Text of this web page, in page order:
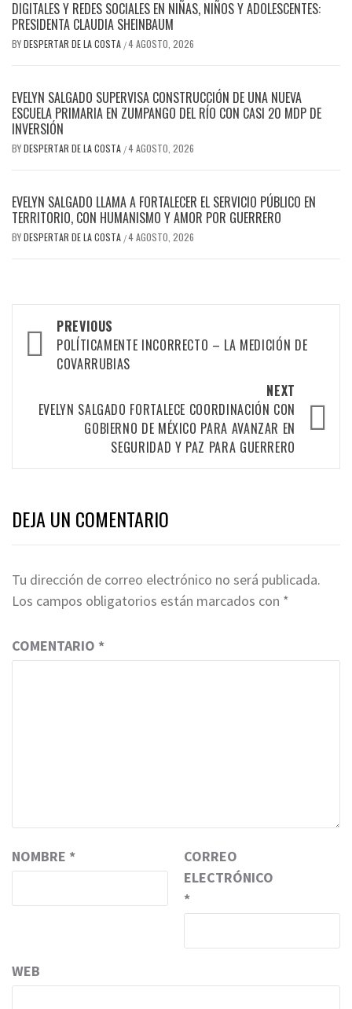
DIGITALES Y REDES SOCIALES EN NIÑAS, NIÑOS Y ADOLESCENTES:
PRESIDENTA CLAUDIA SHEINBAUM
BYDESPERTAR DE LA COSTA /4 AGOSTO, 2026
EVELYN SALGADO SUPERVISA CONSTRUCCIÓN DE UNA NUEVA
ESCUELA PRIMARIA EN ZUMPANGO DEL RÍO CON CASI 20 MDP DE
INVERSIÓN
BYDESPERTAR DE LA COSTA /4 AGOSTO, 2026
EVELYN SALGADO LLAMA A FORTALECER EL SERVICIO PÚBLICO EN
TERRITORIO, CON HUMANISMO Y AMOR POR GUERRERO
BYDESPERTAR DE LA COSTA /4 AGOSTO, 2026
Post
navigation
PREVIOUS
POLÍTICAMENTE INCORRECTO – LA MEDICIÓN DE
COVARRUBIAS
NEXT
EVELYN SALGADO FORTALECE COORDINACIÓN CON
GOBIERNO DE MÉXICO PARA AVANZAR EN
SEGURIDAD Y PAZ PARA GUERRERO
DEJA UN COMENTARIO
Tu dirección de correo electrónico no será publicada.
Los campos obligatorios están marcados con *
COMENTARIO *
NOMBRE *
CORREO
ELECTRÓNICO
*
WEB